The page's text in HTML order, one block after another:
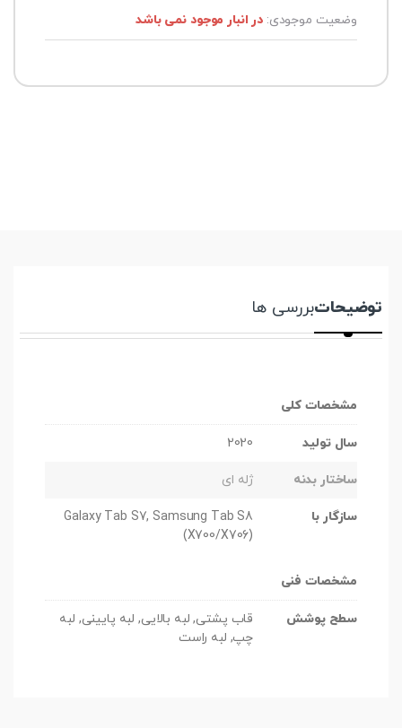
وضعیت موجودی:در انبار موجود نمی باشد
توضیحاتبررسی ها
مشخصات کلی
سال تولید 2020
ساختار بدنه ژله ای
سازگار با
Galaxy Tab S7, Samsung Tab S8
(X700/X706)
مشخصات فنی
سطح پوشش
قاب پشتی, لبه بالایی, لبه پایینی, لبه
چپ, لبه راست